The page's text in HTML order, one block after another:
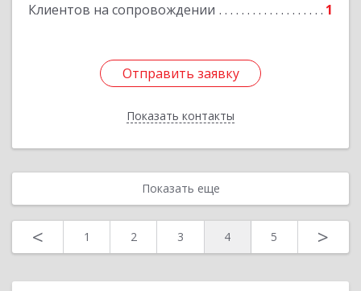
Клиентов на сопровождении 1
Отправить заявку
Показать контакты
Отправить заявку
Назад
Показать еще
< 1 2 3 4 5 >